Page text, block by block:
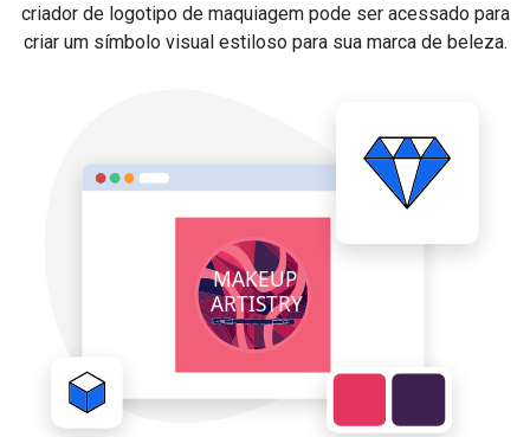
criador de logotipo de maquiagem pode ser acessado para
criar um símbolo visual estiloso para sua marca de beleza.